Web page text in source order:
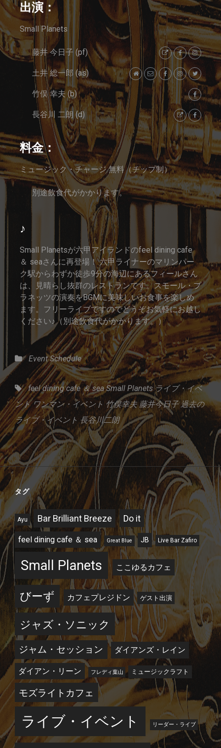
出演：
Small Planets
藤井 今日子 (pf)
土井 総一郎 (as)
竹俣 幸夫 (b)
長谷川 二朗 (d)
料金：
ミュージック・チャージ 無料（チップ制）
別途飲食代がかかります。
♪
Small Planetsが六甲アイランドのfeel dining cafe
＆ seaさんに再登場！ 六甲ライナーのマリンパー
ク駅からわずか徒歩9分の海辺にあるフィールさん
は、見晴らし抜群のレストランです。スモール・プ
ラネッツの演奏をBGMに美味しいお食事を楽しめ
ます。フリーライブですのでどうぞお気軽にお越し
ください♪（別途飲食代がかかります。）
Event Schedule
feel dining cafe ＆ sea Small Planets ライブ・イベ
ント ワンマン・イベント 竹俣幸夫 藤井今日子 過去の
ライブ・イベント 長谷川二朗
タグ
Ayu Bar Brilliant Breeze Do it
feel dining cafe ＆ sea Great Blue JB Live Bar Zafiro
Small Planets ここゆるカフェ
びーず カフェプレジドン ゲスト出演
ジャズ・ソニック
ジャム・セッション ダイアンズ・レイン
ダイアン・リーン フレディ葉山 ミュージックラフト
モズライトカフェ
ライブ・イベント リーダー・ライブ